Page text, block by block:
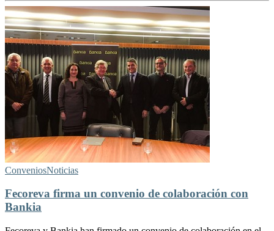
ConveniosNoticias
Fecoreva firma un convenio de colaboración con
Bankia